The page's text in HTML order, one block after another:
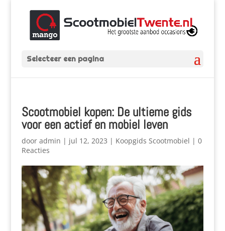
Selecteer een pagina
Scootmobiel kopen: De ultieme gids
voor een actief en mobiel leven
door admin | jul 12, 2023 | Koopgids Scootmobiel | 0
Reacties